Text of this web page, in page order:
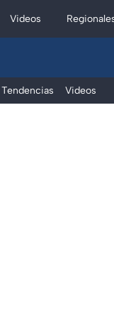
Videos
Tendencias Videos